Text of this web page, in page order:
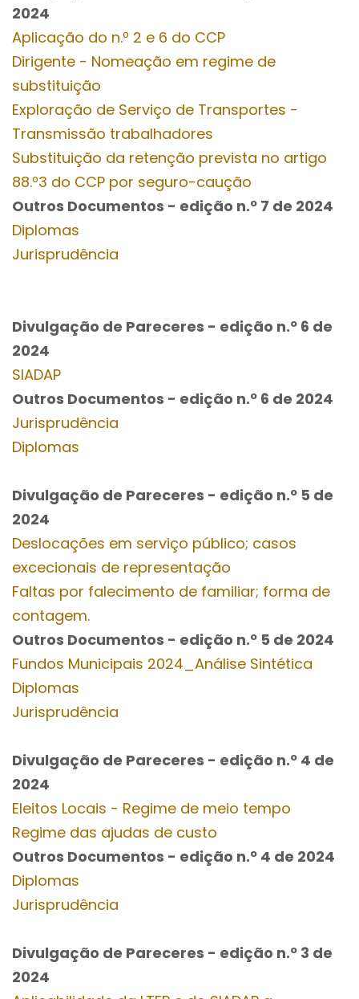
2024
Aplicação do n.º 2 e 6 do CCP
Dirigente - Nomeação em regime de
substituição
Exploração de Serviço de Transportes -
Transmissão trabalhadores
Substituição da retenção prevista no artigo
88.º3 do CCP por seguro-caução
Outros Documentos - edição n.º 7 de 2024
Diplomas
Jurisprudência
Divulgação de Pareceres - edição n.º 6 de
2024
SIADAP
Outros Documentos - edição n.º 6 de 2024
Jurisprudência
Diplomas
Divulgação de Pareceres - edição n.º 5 de
2024
Deslocações em serviço público; casos
excecionais de representação
Faltas por falecimento de familiar; forma de
contagem.
Outros Documentos - edição n.º 5 de 2024
Fundos Municipais 2024_Análise Sintética
Diplomas
Jurisprudência
Divulgação de Pareceres - edição n.º 4 de
2024
Eleitos Locais - Regime de meio tempo
Regime das ajudas de custo
Outros Documentos - edição n.º 4 de 2024
Diplomas
Jurisprudência
Divulgação de Pareceres - edição n.º 3 de
2024